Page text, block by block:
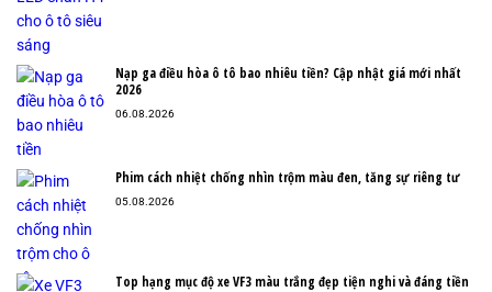
Nạp ga điều hòa ô tô bao nhiêu tiền? Cập nhật giá mới nhất
2026
06.08.2026
Phim cách nhiệt chống nhìn trộm màu đen, tăng sự riêng tư
05.08.2026
Top hạng mục độ xe VF3 màu trắng đẹp tiện nghi và đáng tiền